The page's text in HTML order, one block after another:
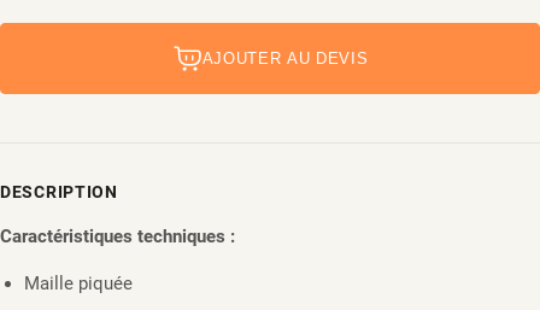
AJOUTER AU DEVIS
DESCRIPTION
Caractéristiques techniques :
Maille piquée